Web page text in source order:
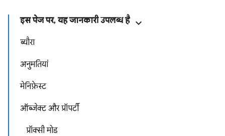
इस पेज पर, यह जानकारी उपलब्ध है
ब्यौरा
अनुमतियां
मेनिफ़ेस्ट
ऑब्जेक्ट और प्रॉपर्टी
प्रॉक्सी मोड